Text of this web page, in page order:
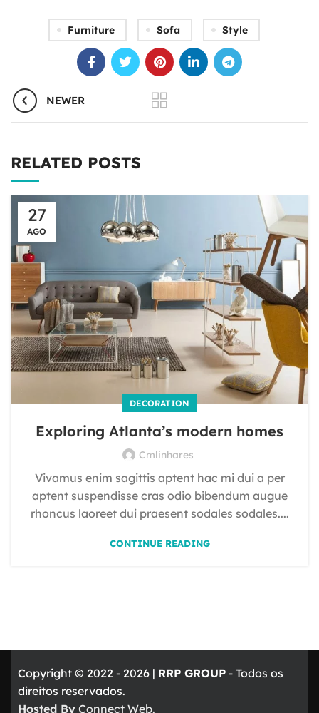
Furniture Sofa Style
NEWER
RELATED POSTS
27
AGO
DECORATION
Exploring Atlanta’s modern homes
Cmlinhares
Vivamus enim sagittis aptent hac mi dui a per
aptent suspendisse cras odio bibendum augue
rhoncus laoreet dui praesent sodales sodales....
CONTINUE READING
Copyright © 2022 - 2026 | RRP GROUP - Todos os
direitos reservados.
Hosted By Connect Web.